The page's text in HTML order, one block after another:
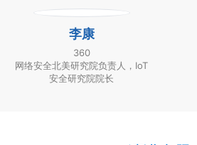
李康
360
网络安全北美研究院负责人，IoT
安全研究院院长